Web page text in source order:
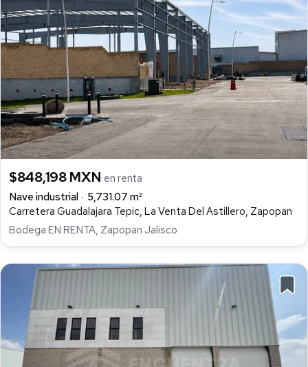
$848,198 MXN en renta
Nave industrial
5,731.07 m²
Carretera Guadalajara Tepic, La Venta Del Astillero, Zapopan
Bodega EN RENTA, Zapopan Jalisco